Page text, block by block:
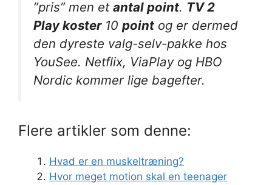
”pris” men et antal point. TV 2
Play koster10 point og er dermed
den dyreste valg-selv-pakke hos
YouSee. Netflix, ViaPlay og HBO
Nordic kommer lige bagefter.
Flere artikler som denne:
Hvad er en muskeltræning?
Hvor meget motion skal en teenager